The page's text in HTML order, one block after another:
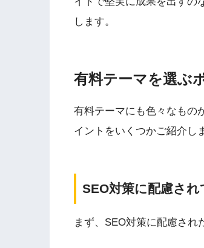
します。
有料テーマを選ぶ
有料テーマにも色々なもの
イントをいくつかご紹介し
SEO対策に配慮さ
まず、SEO対策に配慮され